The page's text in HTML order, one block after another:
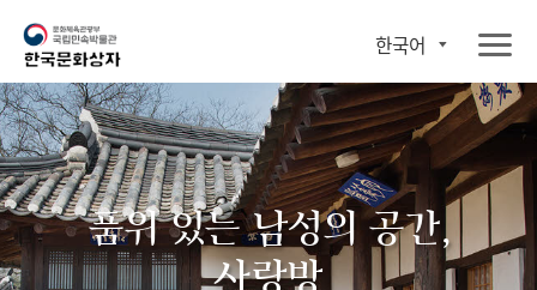
한국어
품위 있는 남성의 공간,
사랑방